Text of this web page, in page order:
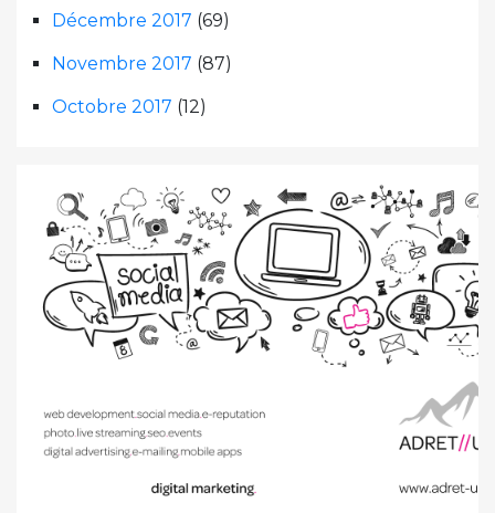
Décembre 2017 (69)
Novembre 2017 (87)
Octobre 2017 (12)